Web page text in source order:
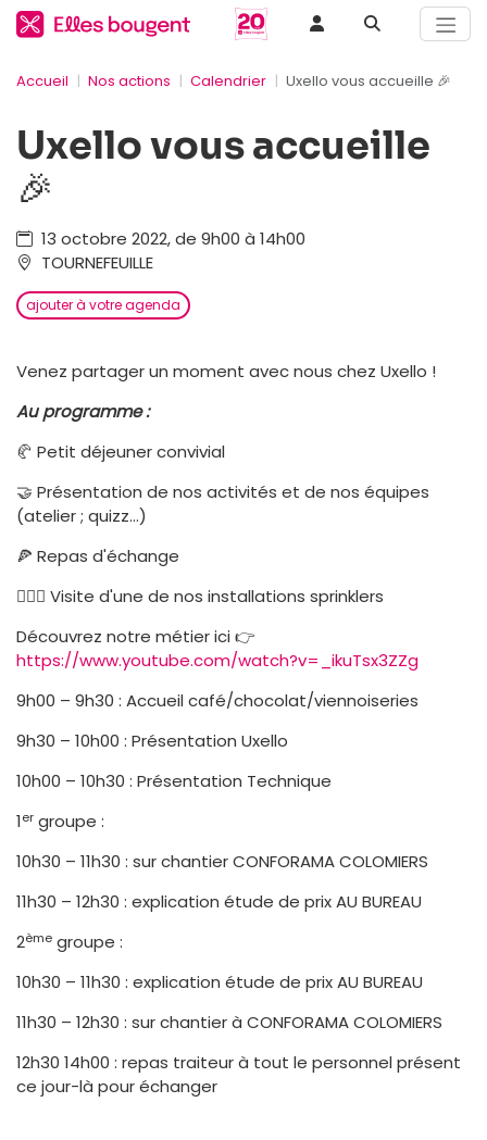
Accueil Nos actions Calendrier Uxello vous accueille 🎉
Uxello vous accueille
🎉
13 octobre 2022, de 9h00 à 14h00
TOURNEFEUILLE
ajouter à votre agenda
Venez partager un moment avec nous chez Uxello !
Au programme :
🥐 Petit déjeuner convivial
🤝 Présentation de nos activités et de nos équipes
(atelier ; quizz...)
🍕 Repas d'échange
👷🏼‍♀️ Visite d'une de nos installations sprinklers
Découvrez notre métier ici 👉
https://www.youtube.com/watch?v=_ikuTsx3ZZg
9h00 – 9h30 : Accueil café/chocolat/viennoiseries
9h30 – 10h00 : Présentation Uxello
10h00 – 10h30 : Présentation Technique
1er groupe :
10h30 – 11h30 : sur chantier CONFORAMA COLOMIERS
11h30 – 12h30 : explication étude de prix AU BUREAU
2ème groupe :
10h30 – 11h30 : explication étude de prix AU BUREAU
11h30 – 12h30 : sur chantier à CONFORAMA COLOMIERS
12h30 14h00 : repas traiteur à tout le personnel présent
ce jour-là pour échanger